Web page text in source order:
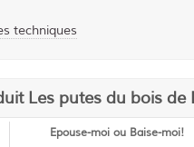
techniques
Les putes du bois de
Epouse-moi ou Baise-moi!